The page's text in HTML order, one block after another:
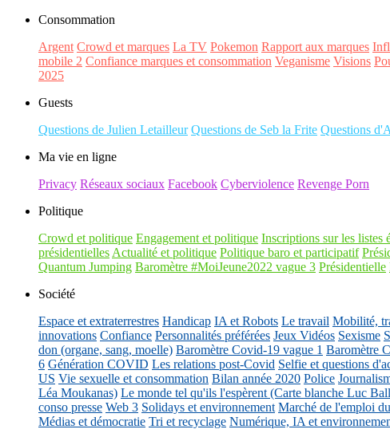
Consommation
Argent Crowd et marques La TV Pokemon Rapport aux marques
mobile 2 Confiance marques et consommation Veganisme Visions
2025
Guests
Questions de Julien Letailleur Questions de Seb la Frite Questions
Ma vie en ligne
Privacy Réseaux sociaux Facebook Cyberviolence Revenge Porn
Politique
Crowd et politique Engagement et politique Inscriptions sur les listes
présidentielles Actualité et politique Politique baro et participatif
Quantum Jumping Baromètre #MoiJeune2022 vague 3 Présidentielle
Société
Espace et extraterrestres Handicap IA et Robots Le travail Mobilité,
innovations Confiance Personnalités préférées Jeux Vidéos Sexisme
don (organe, sang, moelle) Baromètre Covid-19 vague 1 Baromètre
6 Génération COVID Les relations post-Covid Selfie et questions
US Vie sexuelle et consommation Bilan année 2020 Police
Léa Moukanas) Le monde tel qu'ils l'espèrent (Carte blanche Luc
conso presse Web 3 Solidays et environnement Marché de l'emploi
Médias et démocratie Tri et recyclage Numérique, IA et